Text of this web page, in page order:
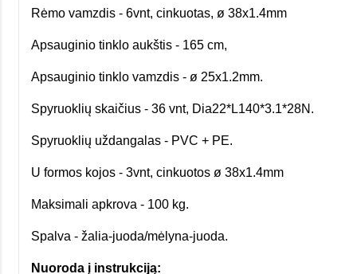
Rėmo vamzdis - 6vnt, cinkuotas, ø 38x1.4mm
​Apsauginio tinklo aukštis - 165 cm,
Apsauginio tinklo vamzdis - ø 25x1.2mm.
Spyruoklių skaičius - 36 vnt, Dia22*L140*3.1*28N.
Spyruoklių uždangalas - PVC + PE.
U formos kojos - 3vnt, cinkuotos ø 38x1.4mm
Maksimali apkrova - 100 kg.
Spalva - žalia-juoda/mėlyna-juoda.
Nuoroda į instrukciją: